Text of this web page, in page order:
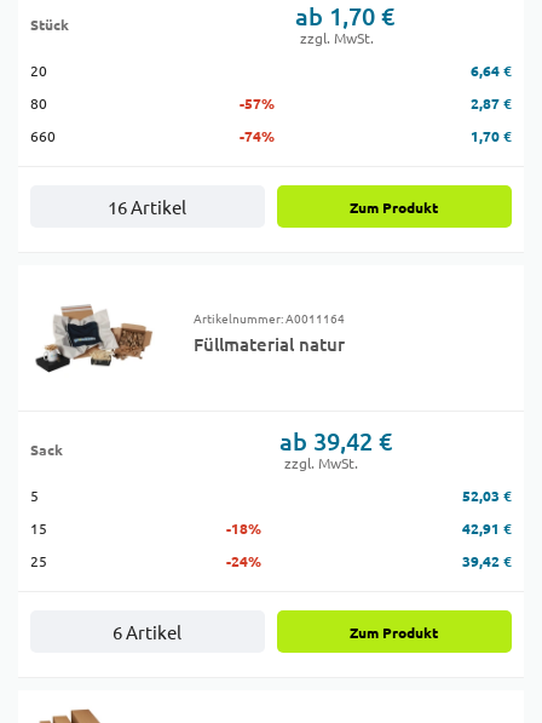
Stück ab 1,70 €
zzgl. MwSt.
20
6,64 €
80
-57%
2,87 €
660
-74% 1,70 €
16 Artikel Zum Produkt
Artikelnummer: A0011164
Füllmaterial natur
Sack ab 39,42 €
zzgl. MwSt.
5
52,03 €
15
-18%
42,91 €
25
-24% 39,42 €
6 Artikel Zum Produkt